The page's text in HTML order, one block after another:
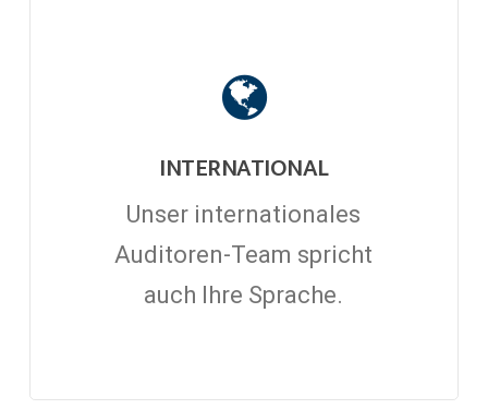
INTERNATIONAL
Unser internationales
Auditoren-Team spricht
auch Ihre Sprache.